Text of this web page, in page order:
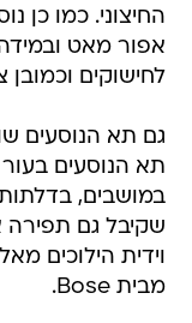
החיצוני. כמו כן
לחישוקים
גם תא הנוסעים
תא הנוסעים
במושבים,
שקיבל גם תפירה
וידית הילוכים
מבית Bose.